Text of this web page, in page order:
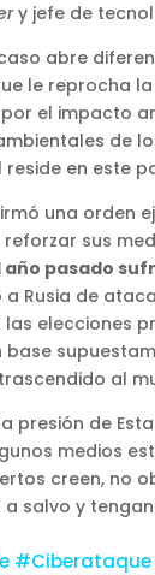
y jefe de
abre
le reprocha
el impacto
de
en este
una orden
sus
año pasado
Rusia de
elecciones
base
al
presión de
medios
creen, no
a salvo y
#Ciberataque